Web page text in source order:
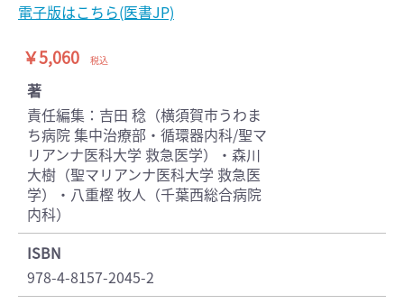
電子版はこちら(医書JP)
￥5,060 税込
著
責任編集：吉田 稔（横須賀市うわま
ち病院 集中治療部・循環器内科/聖マ
リアンナ医科大学 救急医学）・森川
大樹（聖マリアンナ医科大学 救急医
学）・八重樫 牧人（千葉西総合病院
内科）
ISBN
978-4-8157-2045-2